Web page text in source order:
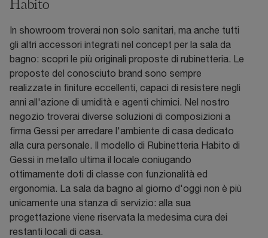
Habito
In showroom troverai non solo sanitari, ma anche tutti
gli altri accessori integrati nel concept per la sala da
bagno: scopri le più originali proposte di rubinetteria. Le
proposte del conosciuto brand sono sempre
realizzate in finiture eccellenti, capaci di resistere negli
anni all'azione di umidità e agenti chimici. Nel nostro
negozio troverai diverse soluzioni di composizioni a
firma Gessi per arredare l'ambiente di casa dedicato
alla cura personale. Il modello di Rubinetteria Habito di
Gessi in metallo ultima il locale coniugando
ottimamente doti di classe con funzionalità ed
ergonomia. La sala da bagno al giorno d'oggi non è più
unicamente una stanza di servizio: alla sua
progettazione viene riservata la medesima cura dei
restanti locali di casa.